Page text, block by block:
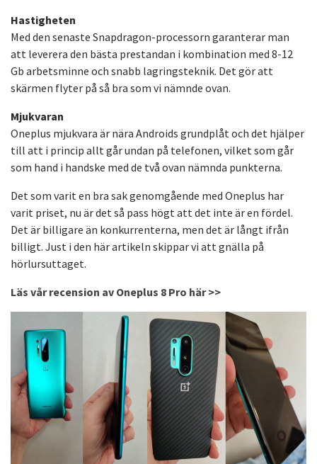
Hastigheten
Med den senaste Snapdragon-processorn garanterar man
att leverera den bästa prestandan i kombination med 8-12
Gb arbetsminne och snabb lagringsteknik. Det gör att
skärmen flyter på så bra som vi nämnde ovan.
Mjukvaran
Oneplus mjukvara är nära Androids grundplåt och det hjälper
till att i princip allt går undan på telefonen, vilket som går
som hand i handske med de två ovan nämnda punkterna.
Det som varit en bra sak genomgående med Oneplus har
varit priset, nu är det så pass högt att det inte är en fördel.
Det är billigare än konkurrenterna, men det är långt ifrån
billigt. Just i den här artikeln skippar vi att gnälla på
hörlursuttaget.
Läs vår recension av Oneplus 8 Pro här >>